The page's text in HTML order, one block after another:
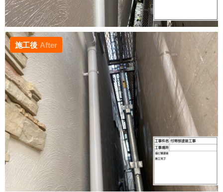
施工後 After